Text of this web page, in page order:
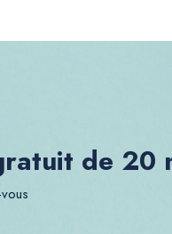
de 20